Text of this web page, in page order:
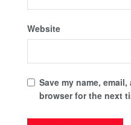
Website
Save my name,
browser for the next